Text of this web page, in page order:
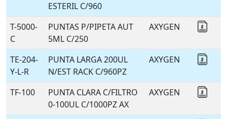
ESTERIL C/960
T-5000-
C
PUNTAS P/PIPETA AUT
5ML C/250
AXYGEN
TE-204-
Y-L-R
PUNTA LARGA 200UL
N/EST RACK C/960PZ
AXYGEN
TF-100
PUNTA CLARA C/FILTRO
0-100UL C/1000PZ AX
AXYGEN